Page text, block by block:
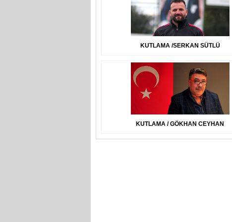
KUTLAMA /SERKAN SÜTLÜ
KUTLAMA / GÖKHAN CEYHAN